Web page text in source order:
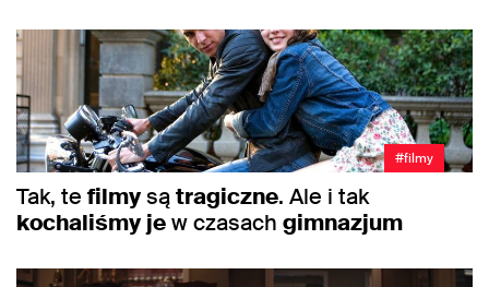
#filmy
Tak, te filmysątragiczne. Ale i tak
kochaliśmy jew czasach gimnazjum